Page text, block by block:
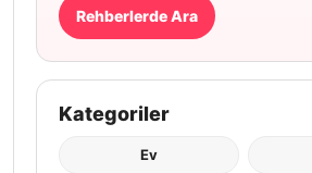
Rehberlerde Ara
Kategoriler
Ev